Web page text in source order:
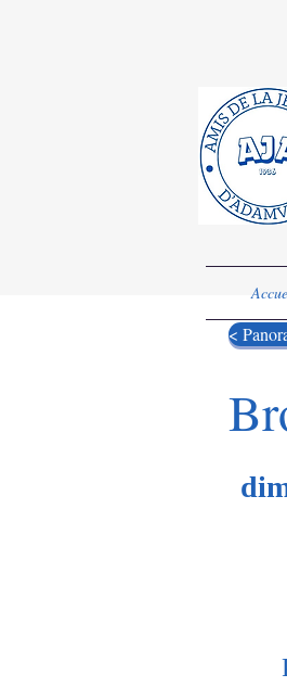
<